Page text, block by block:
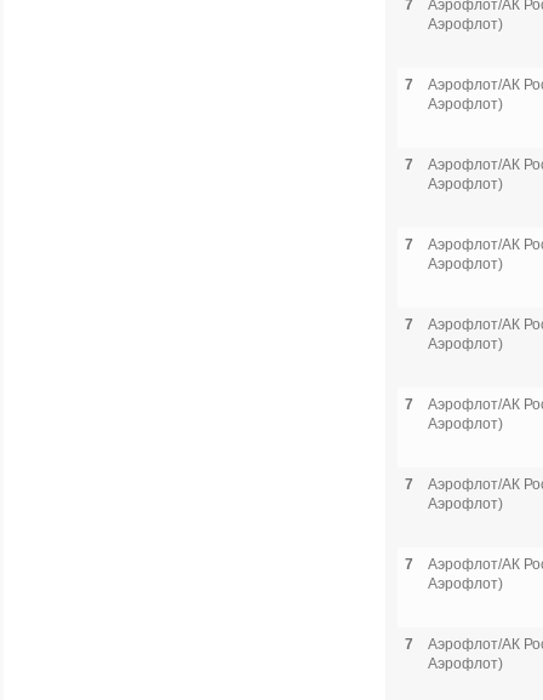
7
Аэрофлот/АК
Аэрофлот)
7
Аэрофлот/АК
Аэрофлот)
7
Аэрофлот/АК
Аэрофлот)
7
Аэрофлот/АК
Аэрофлот)
7
Аэрофлот/АК
Аэрофлот)
7
Аэрофлот/АК
Аэрофлот)
7
Аэрофлот/АК
Аэрофлот)
7
Аэрофлот/АК
Аэрофлот)
7
Аэрофлот/АК
Аэрофлот)